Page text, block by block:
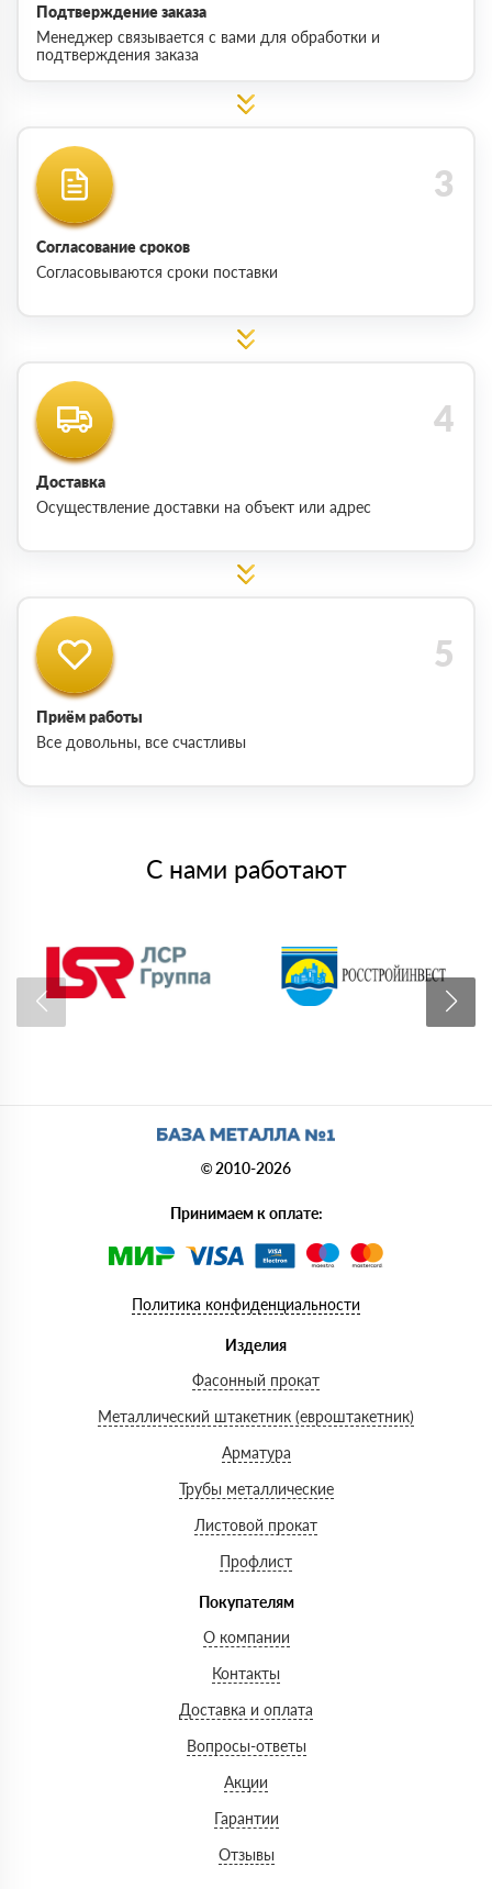
Подтверждение заказа
Менеджер связывается с вами для обработки и
подтверждения заказа
Согласование сроков
Согласовываются сроки поставки
Доставка
Осуществление доставки на объект или адрес
Приём работы
Все довольны, все счастливы
С нами работают
© 2010-2026
Принимаем к оплате:
Политика конфиденциальности
Изделия
Фасонный прокат
Металлический штакетник (евроштакетник)
Арматура
Трубы металлические
Листовой прокат
Профлист
Покупателям
О компании
Контакты
Доставка и оплата
Вопросы-ответы
Акции
Гарантии
Отзывы